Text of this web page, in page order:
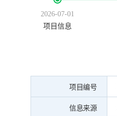
2026-07-01
项目信息
项目编号
信息来源